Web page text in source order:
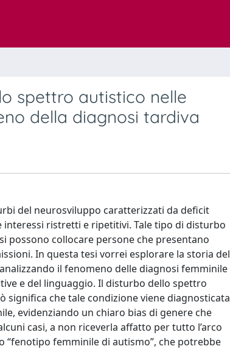
spettro autistico nelle
della diagnosi tardiva
del neurosviluppo caratterizzati da deficit
ristretti e ripetitivi. Tale tipo di disturbo
possono collocare persone che presentano
In questa tesi vorrei esplorare la storia del
il fenomeno delle diagnosi femminile
e del linguaggio. Il disturbo dello spettro
significa che tale condizione viene diagnosticata
evidenziando un chiaro bias di genere che
casi, a non riceverla affatto per tutto l’arco
“fenotipo femminile di autismo”, che potrebbe